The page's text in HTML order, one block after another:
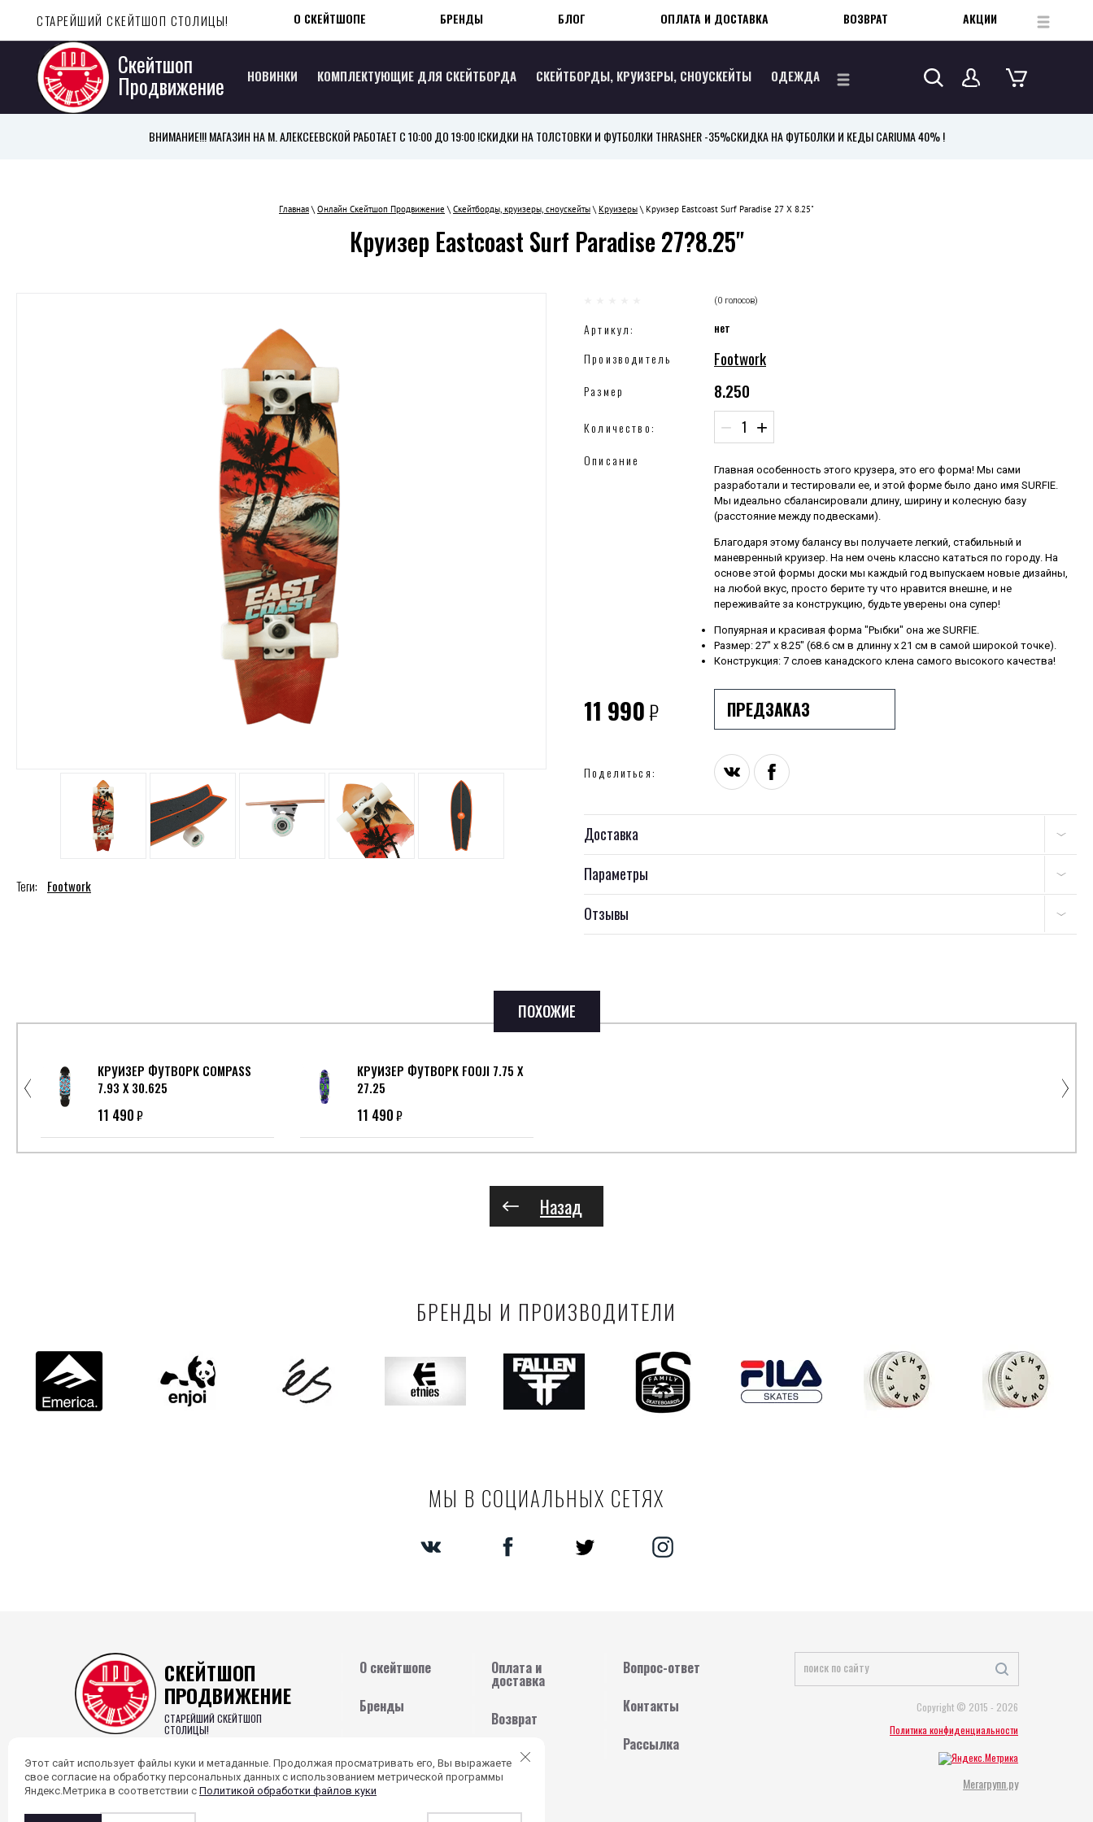
СТАРЕЙШИЙ СКЕЙТШОП СТОЛИЦЫ! О СКЕЙТШОПЕ БРЕНДЫ БЛОГ ОПЛАТА И ДОСТАВКА ВОЗВРАТ АКЦИИ ...
Скейтшоп
Продвижение НОВИНКИ КОМПЛЕКТУЮЩИЕ ДЛЯ СКЕЙТБОРДА СКЕЙТБОРДЫ, КРУИЗЕРЫ, СНОУСКЕЙТЫ ОДЕЖДА ...
ВНИМАНИЕ!!! МАГАЗИН НА М. АЛЕКСЕЕВСКОЙ РАБОТАЕТ С 10:00 ДО 19:00 !СКИДКИ НА ТОЛСТОВКИ И ФУТБОЛКИ THRASHER -35%СКИДКА НА ФУТБОЛКИ И КЕДЫ CARIUMA 40% !
Главная\ Онлайн Скейтшоп Продвижение \ Скейтборды, круизеры, сноускейты\ Круизеры\ Круизер Eastcoast Surf Paradise 27 X 8.25"
Круизер Eastcoast Surf Paradise 27?8.25"
Теги: Footwork
(0 голосов)
Артикул: нет
Производитель Footwork
Размер 8.250
Количество: − +
Описание
Главная особенность этого крузера, это его форма! Мы сами
разработали и тестировали ее, и этой форме было дано имя SURFIE.
Мы идеально сбалансировали длину, ширину и колесную базу
(расстояние между подвесками).
Благодаря этому балансу вы получаете легкий, стабильный и
маневренный круизер. На нем очень классно кататься по городу. На
основе этой формы доски мы каждый год выпускаем новые дизайны,
на любой вкус, просто берите ту что нравится внешне, и не
переживайте за конструкцию, будьте уверены она супер!
Попуярная и красивая форма "Рыбки" она же SURFIE.
Размер: 27" x 8.25" (68.6 см в длинну х 21 см в самой широкой точке).
Конструкция: 7 слоев канадского клена самого высокого качества!
11 990₽ ПРЕДЗАКАЗ
Поделиться:
Доставка
Параметры
Отзывы
ПОХОЖИЕ
КРУИЗЕР ФУТВОРК COMPASS
7.93 X 30.625
11 490₽
КРУИЗЕР ФУТВОРК FOOJI 7.75 X
27.25
11 490₽
Назад
БРЕНДЫ И ПРОИЗВОДИТЕЛИ
МЫ В СОЦИАЛЬНЫХ СЕТЯХ
СКЕЙТШОП
ПРОДВИЖЕНИЕ
СТАРЕЙШИЙ СКЕЙТШОП
СТОЛИЦЫ!
8 (800) 201-45-52
О скейтшопе
Бренды
Оплата и
доставка
Возврат
Акции
Вопрос-ответ
Контакты
Рассылка
Copyright © 2015 - 2026
Политика конфиденциальности
Мегагрупп.ру
Этот сайт использует файлы куки и метаданные. Продолжая просматривать его, Вы выражаете
свое согласие на обработку персональных данных с использованием метрической программы
Яндекс.Метрика в соответствии с Политикой обработки файлов куки